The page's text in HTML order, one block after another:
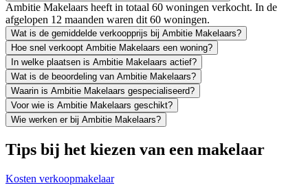
Ambitie Makelaars heeft in totaal 60 woningen verkocht. In de
afgelopen 12 maanden waren dit 60 woningen.
Wat is de gemiddelde verkoopprijs bij Ambitie Makelaars?
Hoe snel verkoopt Ambitie Makelaars een woning?
In welke plaatsen is Ambitie Makelaars actief?
Wat is de beoordeling van Ambitie Makelaars?
Waarin is Ambitie Makelaars gespecialiseerd?
Voor wie is Ambitie Makelaars geschikt?
Wie werken er bij Ambitie Makelaars?
Tips bij het kiezen van een makelaar
Kosten verkoopmakelaar